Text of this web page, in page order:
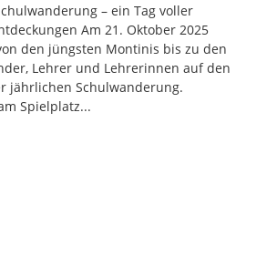
– ein Tag voller
Am 21. Oktober 2025
den jüngsten Montinis bis zu den
Lehrer und Lehrerinnen auf den
jährlichen Schulwanderung.
Spielplatz...